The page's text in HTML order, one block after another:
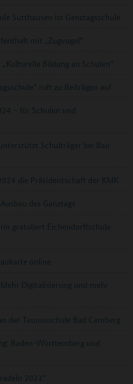
Sutthausen ist Ganztagsschule
mit „Zugvogel“
Bildung an Schulen“
ruft zu Beiträgen auf
– für Schulen und
Schulträger bei Bau
die Präsidentschaft der KMK
des Ganztags
gratuliert Eichendorffschule
online
Digitalisierung und mehr
der Taunusschule Bad Camberg
Baden-Württemberg und
2023“